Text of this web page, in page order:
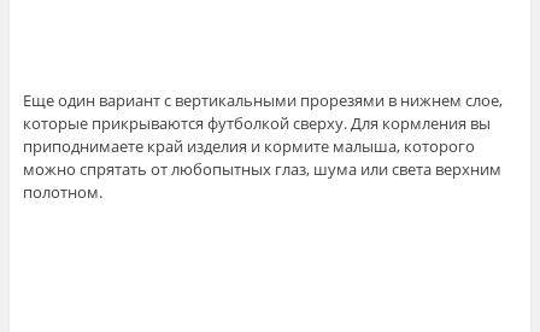
Еще один вариант с вертикальными прорезями в нижнем слое,
которые прикрываются футболкой сверху. Для кормления вы
приподнимаете край изделия и кормите малыша, которого
можно спрятать от любопытных глаз, шума или света верхним
полотном.